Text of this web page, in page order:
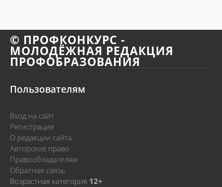
© ПРОФКОНКУРС -
МОЛОДЁЖНАЯ РЕДАКЦИЯ
ПРОФОБРАЗОВАНИЯ
Пользователям
Вход на сайт
Регистрация
О редакции сайта
Авторское право
Правообладателям
Обратная связь
Возрастная категория 12+